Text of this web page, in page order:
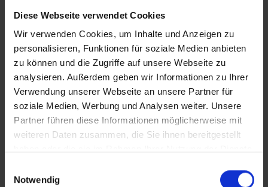
Diese Webseite verwendet Cookies
Wir verwenden Cookies, um Inhalte und Anzeigen zu
personalisieren, Funktionen für soziale Medien anbieten
zu können und die Zugriffe auf unsere Webseite zu
analysieren. Außerdem geben wir Informationen zu Ihrer
Verwendung unserer Webseite an unsere Partner für
soziale Medien, Werbung und Analysen weiter. Unsere
Partner führen diese Informationen möglicherweise mit
weiteren Daten zusammen, die Sie ihnen bereitgestellt
Notwendig
Losgröße der zu Grunde liegenden
Kalkulationen
Funktion (Data Action) zur
Berechnung des
Gesamtressourcenverbrauchs
Mengen der insgesamt zu
erbringenden Eigenleistungen
Mengen der insgesamt benötigten
Rohstoffe und Zukaufteile